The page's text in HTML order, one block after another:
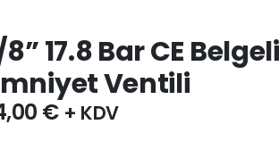
8” 17.8 Bar CE
Ventili
€ + KDV